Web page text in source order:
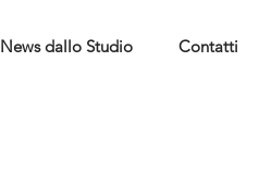
News dallo Studio Contatti